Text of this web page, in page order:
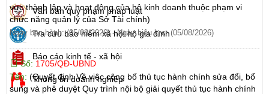
vực thành lập và hoạt động của hộ kinh doanh thuộc phạm vi
chức năng quản lý của Sở Tài chính)
Ngày ban hành: (05/08/2026) -Ngày hiệu lực: (05/08/2026)
Số: 1705/QĐ-UBND
Tên: (Quyết định Về việc công bố thủ tục hành chính sửa đổi, bổ
sung và phê duyệt Quy trình nội bộ giải quyết thủ tục hành chính
Văn bản quy phạm pháp luật
Tra cứu bảo hiểm xã hội hộ gia đình
Báo cáo kinh tế - xã hội
Thông tin doanh nghiệp